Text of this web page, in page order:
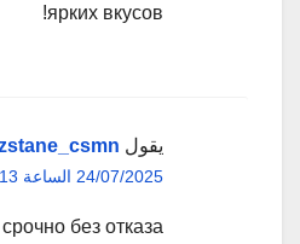
ярких вкусов!
يقول
24/07/2025 الساعة 10:13 م
срочно без отказа